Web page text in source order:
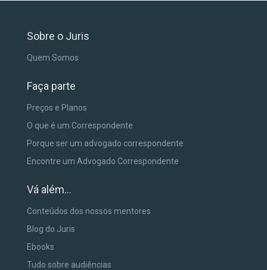
Sobre o Juris
Quem Somos
Faça parte
Preços e Planos
O que é um Correspondente
Porque ser um advogado correspondente
Encontre um Advogado Correspondente
Vá além...
Conteúdos dos nossos mentores
Blog do Juris
Ebooks
Tudo sobre audiências